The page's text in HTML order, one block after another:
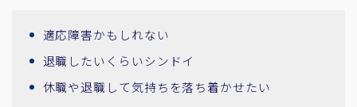
適応障害かもしれない
退職したいくらいシンドイ
休職や退職して気持ちを落ち着かせたい